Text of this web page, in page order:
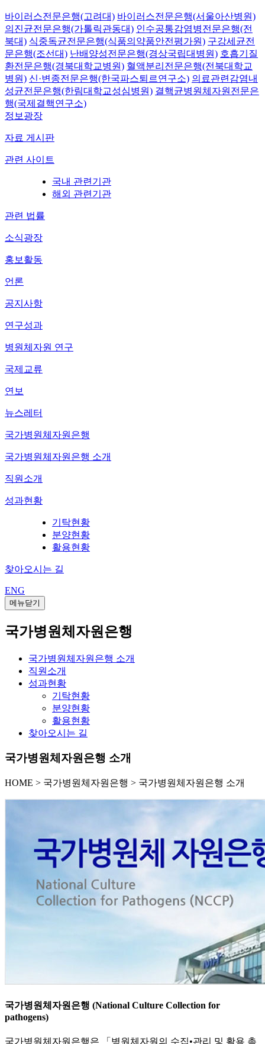
바이러스전문은행(고려대) 바이러스전문은행(서울아산병원)
의진균전문은행(가톨릭관동대) 인수공통감염병전문은행(전
북대) 식중독균전문은행(식품의약품안전평가원) 구강세균전
문은행(조선대) 난배양성전문은행(경상국립대병원) 호흡기질
환전문은행(경북대학교병원) 혈액분리전문은행(전북대학교
병원) 신·변종전문은행(한국파스퇴르연구소) 의료관련감염내
성균전문은행(한림대학교성심병원) 결핵균병원체자원전문은
행(국제결핵연구소)
정보광장
자료 게시판
관련 사이트
국내 관련기관
해외 관련기관
관련 법률
소식광장
홍보활동
언론
공지사항
연구성과
병원체자원 연구
국제교류
연보
뉴스레터
국가병원체자원은행
국가병원체자원은행 소개
직원소개
성과현황
기탁현황
분양현황
활용현황
찾아오시는 길
ENG
메뉴닫기
국가병원체자원은행
국가병원체자원은행 소개
직원소개
성과현황
기탁현황
분양현황
활용현황
찾아오시는 길
국가병원체자원은행 소개
HOME > 국가병원체자원은행 > 국가병원체자원은행 소개
국가병원체자원은행 (National Culture Collection for
pathogens)
국가병원체자원은행은 「병원체자원의 수집•관리 및 활용 촉